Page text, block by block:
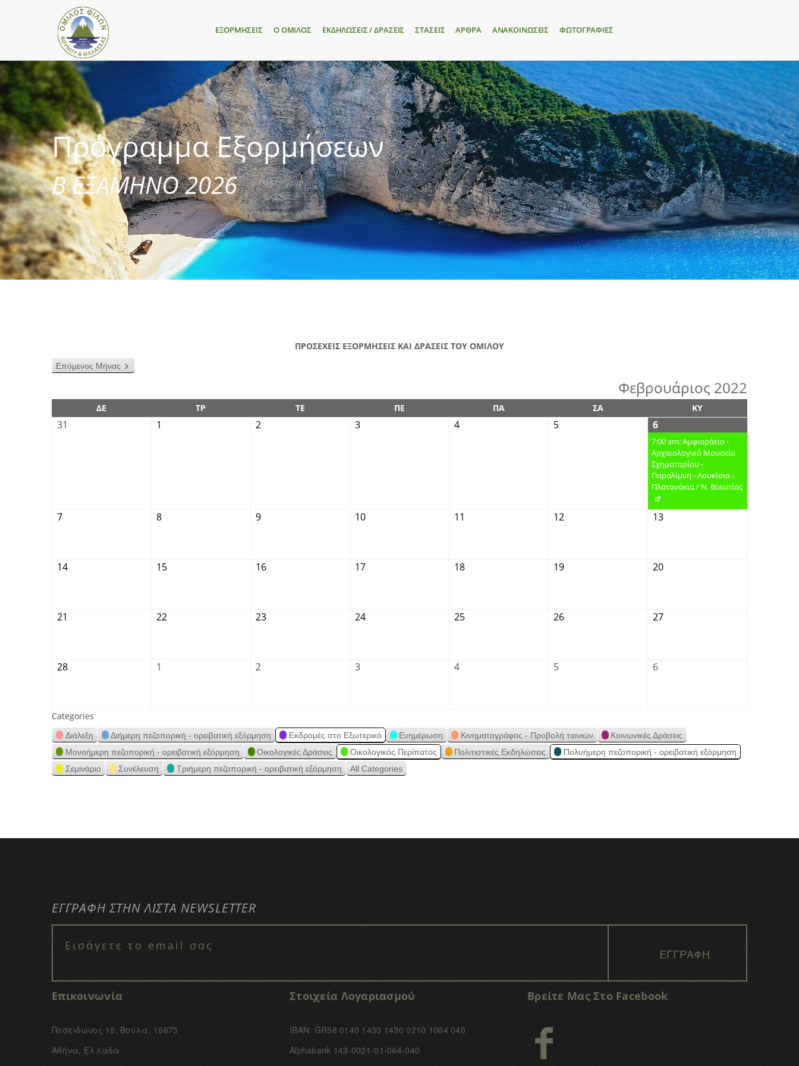
ΕΞΟΡΜΗΣΕΙΣ Ο ΟΜΙΛΟΣ ΕΚΔΗΛΩΣΕΙΣ / ΔΡΑΣΕΙΣ ΣΤΑΣΕΙΣ ΑΡΘΡΑ ΑΝΑΚΟΙΝΩΣΕΙΣ ΦΩΤΟΓΡΑΦΙΕΣ
Πρόγραμμα Εξορμήσεων
Β ΕΞΑΜΗΝΟ 2026
ΠΡΟΣΕΧΕΙΣ ΕΞΟΡΜΗΣΕΙΣ ΚΑΙ ΔΡΑΣΕΙΣ ΤΟΥ ΟΜΙΛΟΥ
Επόμενος Μήνας
Φεβρουάριος 2022
ΔΕ ΤΡ ΤΕ ΠΕ ΠΑ ΣΑ ΚΥ
31 1 2 3 4 5 6
7:00 am: Αμφιαράειο -
Αρχαιολογικό Μουσείο
Σχηματαρίου -
Παραλίμνη - Λουκίσια -
Πλατανάκια / Ν. Βοιωτίας
7 8 9 10 11 12 13
14 15 16 17 18 19 20
21 22 23 24 25 26 27
28 1 2 3 4 5 6
Categories
Διάλεξη Διήμερη πεζοπορική - ορειβατική εξόρμηση Εκδρομές στο Εξωτερικό Ενημέρωση Κινηματογράφος - Προβολή ταινιών
Κοινωνικές Δράσεις
Μονοήμερη πεζοπορική - ορειβατική εξόρμηση
Οικολογικές Δράσεις Οικολογικός Περίπατος Πολιτιστικές Εκδηλώσεις
Πολυήμερη πεζοπορική - ορειβατική εξόρμηση
Σεμινάριο
Συνέλευση Τριήμερη πεζοπορική - ορειβατική εξόρμηση All Categories
ΕΓΓΡΑΦΗ ΣΤΗΝ ΛΙΣΤΑ NEWSLETTER
Επικοινωνία
Ποσειδώνος 18, Βούλα, 16673
Αθήνα, Ελλάδα
Στοιχεία Λογαριασμού
IBAN: GR58 0140 1430 1430 0210 1064 040
Alphabank 143-0021-01-064-040
Βρείτε Μας Στο Facebook